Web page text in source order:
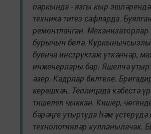
паркында - язгы кыр
техника тигез сафларда.
ремонтланган.
бурычын белә.
буенча инструктаж үткәннәр,
инженерлары бар. Яшелчә
әзер. Кадрлар билгеле.
керешкән. Теплицада кәбестә
тишелеп чыккан. Кишер,
бәрәңге утыртуда һәм үстерүдә
технологияләр кулланылачак.